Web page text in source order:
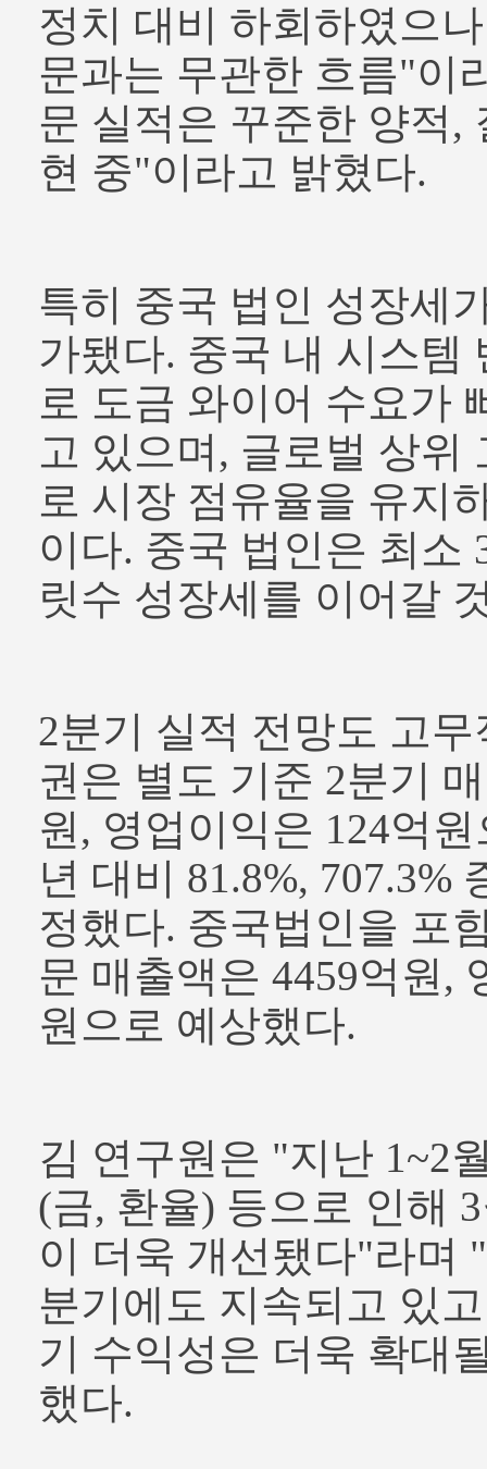
정치 대비 하회하였으
문과는 무관한 흐름"이
문 실적은 꾸준한 양적,
현 중"이라고 밝혔다.
특히 중국 법인 성장세
가됐다. 중국 내 시스템
로 도금 와이어 수요가
고 있으며, 글로벌 상위
로 시장 점유율을 유지
이다. 중국 법인은 최소
릿수 성장세를 이어갈
2분기 실적 전망도 고
권은 별도 기준 2분기
원, 영업이익은 124억
년 대비 81.8%, 707.3%
정했다. 중국법인을 포
문 매출액은 4459억원,
원으로 예상했다.
김 연구원은 "지난 1~2
(금, 환율) 등으로 인해
이 더욱 개선됐다"라며
분기에도 지속되고 있
기 수익성은 더욱 확대
했다.